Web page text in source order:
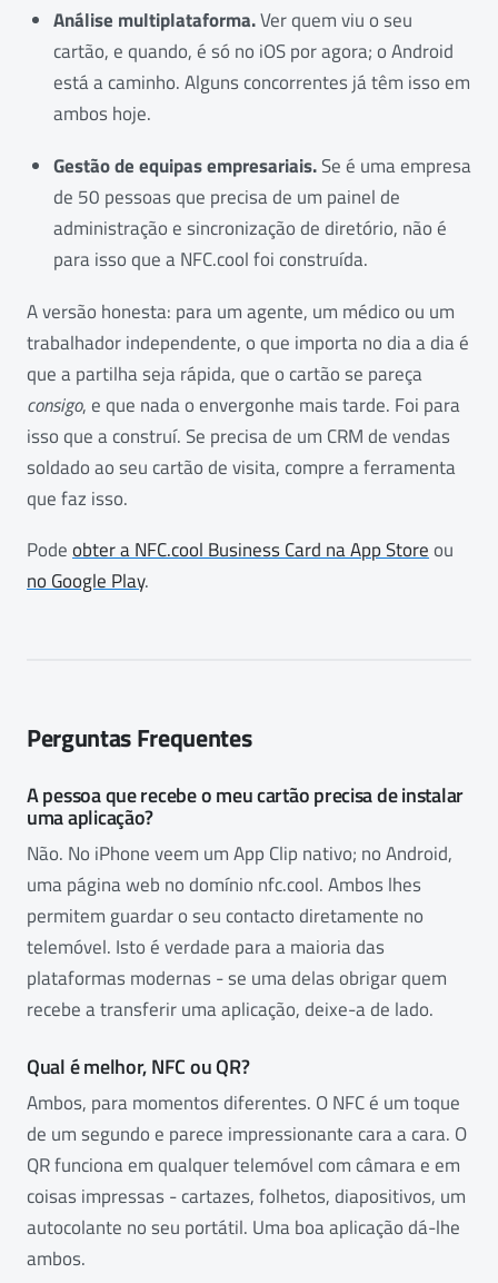
Análise multiplataforma.Ver quem viu o seu
cartão, e quando, é só no iOS por agora; o Android
está a caminho. Alguns concorrentes já têm isso em
ambos hoje.
Gestão de equipas empresariais.Se é uma empresa
de 50 pessoas que precisa de um painel de
administração e sincronização de diretório, não é
para isso que a NFC.cool foi construída.
A versão honesta: para um agente, um médico ou um
trabalhador independente, o que importa no dia a dia é
que a partilha seja rápida, que o cartão se pareça
consigo, e que nada o envergonhe mais tarde. Foi para
isso que a construí. Se precisa de um CRM de vendas
soldado ao seu cartão de visita, compre a ferramenta
que faz isso.
Podeobter a NFC.cool Business Card na App Storeou
no Google Play.
Perguntas Frequentes
A pessoa que recebe o meu cartão precisa de instalar
uma aplicação?
Não. No iPhone veem um App Clip nativo; no Android,
uma página web no domínio nfc.cool. Ambos lhes
permitem guardar o seu contacto diretamente no
telemóvel. Isto é verdade para a maioria das
plataformas modernas - se uma delas obrigar quem
recebe a transferir uma aplicação, deixe-a de lado.
Qual é melhor, NFC ou QR?
Ambos, para momentos diferentes. O NFC é um toque
de um segundo e parece impressionante cara a cara. O
QR funciona em qualquer telemóvel com câmara e em
coisas impressas - cartazes, folhetos, diapositivos, um
autocolante no seu portátil. Uma boa aplicação dá-lhe
ambos.